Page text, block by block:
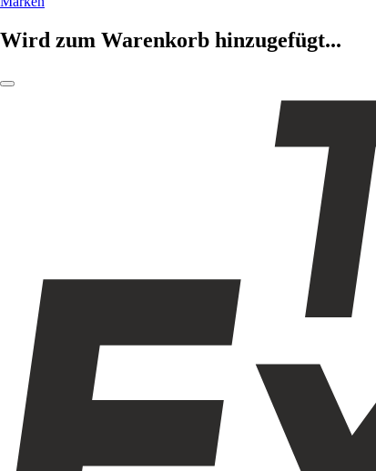
Wird zum Warenkorb hinzugefügt...